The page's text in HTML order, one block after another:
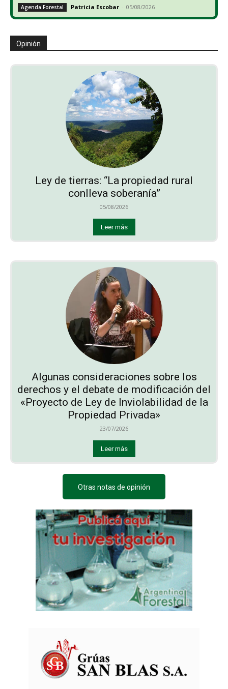
Agenda Forestal Patricia Escobar - 05/08/2026
Opinión
Ley de tierras: “La propiedad rural
conlleva soberanía”
05/08/2026
Leer más
Algunas consideraciones sobre los
derechos y el debate de modificación del
«Proyecto de Ley de Inviolabilidad de la
Propiedad Privada»
23/07/2026
Leer más
Otras notas de opinión